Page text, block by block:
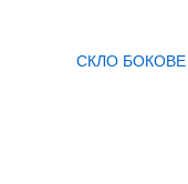
СКЛО БОКОВЕ